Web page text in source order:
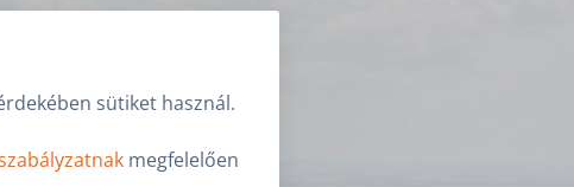
sütiket használ.
megfelelően
részére.
és étteremhez